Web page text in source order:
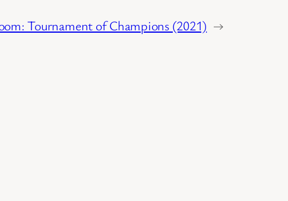
Tournament of Champions (2021) →